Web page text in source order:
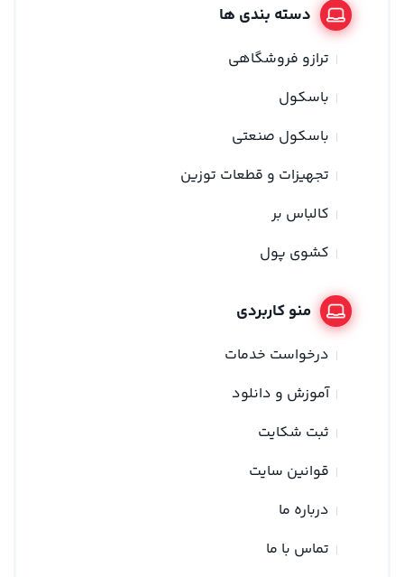
دسته بندی ها
ترازو فروشگاهی
باسکول
باسکول صنعتی
تجهیزات و قطعات توزین
کالباس بر
کشوی پول
منو کاربردی
درخواست خدمات
آموزش و دانلود
ثبت شکایت
قوانین سایت
درباره ما
تماس با ما